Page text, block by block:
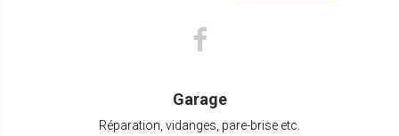
Garage
Réparation, vidanges, pare-brise etc.